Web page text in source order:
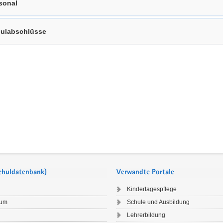
Verwandte Portale
Kindertagespflege
Schule und Ausbildung
Lehrerbildung